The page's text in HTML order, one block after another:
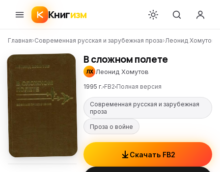
Книгизм
Главная›Современная русская и зарубежная проза›Леонид Хомутов
В сложном полете
ЛХ Леонид Хомутов
1995 г. FB2 Полная версия
Современная русская и зарубежная
проза
Проза о войне
Скачать FB2